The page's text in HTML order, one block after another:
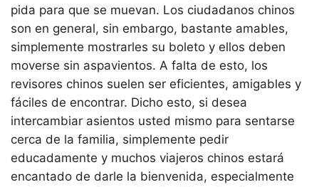
pida para que se muevan. Los ciudadanos chinos
son en general, sin embargo, bastante amables,
simplemente mostrarles su boleto y ellos deben
moverse sin aspavientos. A falta de esto, los
revisores chinos suelen ser eficientes, amigables y
fáciles de encontrar. Dicho esto, si desea
intercambiar asientos usted mismo para sentarse
cerca de la familia, simplemente pedir
educadamente y muchos viajeros chinos estará
encantado de darle la bienvenida, especialmente